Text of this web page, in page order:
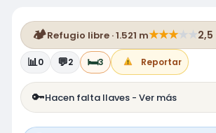
🏕️Refugio libre · 1.521 m★★★★ ★2,5
📊0 💬2 🛏️3 Reportar
🔑Hacen falta llaves - Ver más